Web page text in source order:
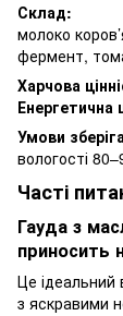
Склад:
молоко
фермент,
Харчова
Енергетична
Умови
вологості
Часті
Гауда з
приносить
Це ідеальний
з яскравими